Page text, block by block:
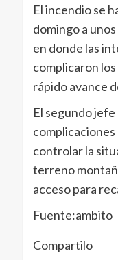
El incendio se
domingo a
en donde las
complicaron
rápido avance
El segundo
controlar la
terreno
acceso para
Fuente:ambito
Compartilo